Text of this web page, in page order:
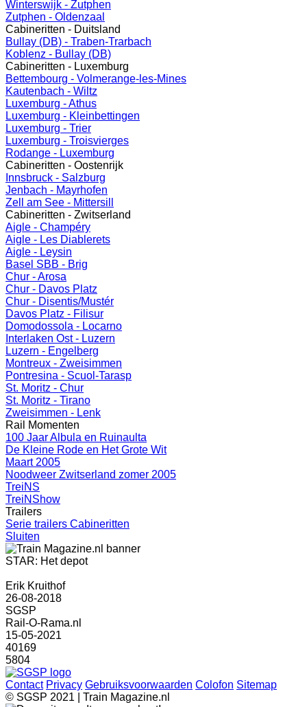
Winterswijk - Zutphen
Zutphen - Oldenzaal
Cabineritten - Duitsland
Bullay (DB) - Traben-Trarbach
Koblenz - Bullay (DB)
Cabineritten - Luxemburg
Bettembourg - Volmerange-les-Mines
Kautenbach - Wiltz
Luxemburg - Athus
Luxemburg - Kleinbettingen
Luxemburg - Trier
Luxemburg - Troisvierges
Rodange - Luxemburg
Cabineritten - Oostenrijk
Innsbruck - Salzburg
Jenbach - Mayrhofen
Zell am See - Mittersill
Cabineritten - Zwitserland
Aigle - Champéry
Aigle - Les Diablerets
Aigle - Leysin
Basel SBB - Brig
Chur - Arosa
Chur - Davos Platz
Chur - Disentis/Mustér
Davos Platz - Filisur
Domodossola - Locarno
Interlaken Ost - Luzern
Luzern - Engelberg
Montreux - Zweisimmen
Pontresina - Scuol-Tarasp
St. Moritz - Chur
St. Moritz - Tirano
Zweisimmen - Lenk
Rail Momenten
100 Jaar Albula en Ruinaulta
De Kleine Rode en Het Grote Wit
Maart 2005
Noodweer Zwitserland zomer 2005
TreiNS
TreiNShow
Trailers
Serie trailers Cabineritten
Sluiten
STAR: Het depot
Erik Kruithof
26-08-2018
SGSP
Rail-O-Rama.nl
15-05-2021
40169
5804
Contact Privacy Gebruiksvoorwaarden Colofon Sitemap
© SGSP 2021 | Train Magazine.nl